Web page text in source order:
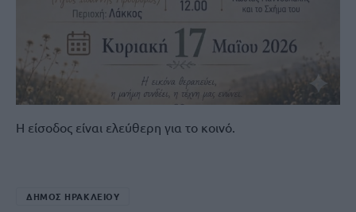
Η είσοδος είναι ελεύθερη για το κοινό.
ΔΗΜΟΣ ΗΡΑΚΛΕΙΟΥ